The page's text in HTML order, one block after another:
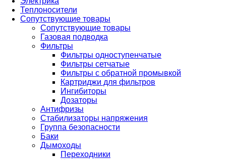
Теплоносители
Сопутствующие товары
Сопутствующие товары
Газовая подводка
Фильтры
Фильтры одноступенчатые
Фильтры сетчатые
Фильтры с обратной промывкой
Картриджи для фильтров
Ингибиторы
Дозаторы
Антифризы
Стабилизаторы напряжения
Группа безопасности
Баки
Дымоходы
Переходники